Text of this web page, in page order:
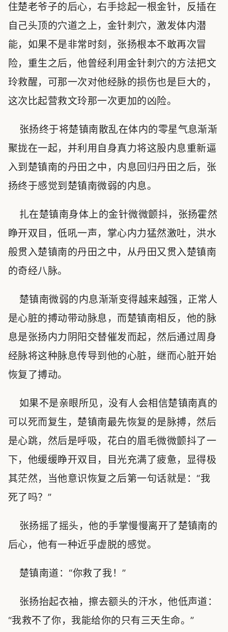
住楚老爷子的后心，右手捻起一根金针，反插在
自己头顶的穴道之上，金针刺穴，激发体内潜
能，如果不是非常时刻，张扬根本不敢再次冒
险，重生之后，他曾经利用金针刺穴的方法把文
玲救醒，可那一次对他经脉的损伤也是巨大的，
这次比起营救文玲那一次更加的凶险。
张扬终于将楚镇南散乱在体内的零星气息渐渐
聚拢在一起，并利用自身真力将这股内息重新逼
入到楚镇南的丹田之中，内息回归丹田之后，张
扬终于感觉到楚镇南微弱的内息。
扎在楚镇南身体上的金针微微颤抖，张扬霍然
睁开双目，低吼一声，掌心内力猛然激吐，洪水
般贯入楚镇南的丹田之中，从丹田又贯入楚镇南
的奇经八脉。
楚镇南微弱的内息渐渐变得越来越强，正常人
是心脏的搏动带动脉息，而楚镇南相反，他的脉
息是张扬内力阴阳交替催发而起，然后通过周身
经脉将这种脉息传导到他的心脏，继而心脏开始
恢复了搏动。
如果不是亲眼所见，没有人会相信楚镇南真的
可以死而复生，楚镇南最先恢复的是脉搏，然后
是心跳，然后是呼吸，花白的眉毛微微颤抖了一
下，他缓缓睁开双目，目光充满了疲惫，显得极
其茫然，当他意识恢复之后第一句话就是：“我
死了吗？”
张扬摇了摇头，他的手掌慢慢离开了楚镇南的
后心，他有一种近乎虚脱的感觉。
楚镇南道：“你救了我！”
张扬抬起衣袖，擦去额头的汗水，他低声道：
“我救不了你，我能给你的只有三天生命。”